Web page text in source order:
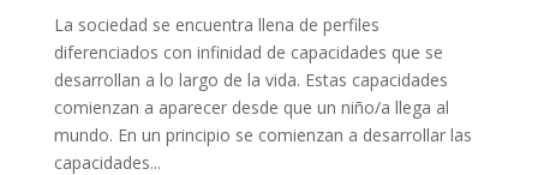
La sociedad se encuentra llena de perfiles
diferenciados con infinidad de capacidades que se
desarrollan a lo largo de la vida. Estas capacidades
comienzan a aparecer desde que un niño/a llega al
mundo. En un principio se comienzan a desarrollar las
capacidades...